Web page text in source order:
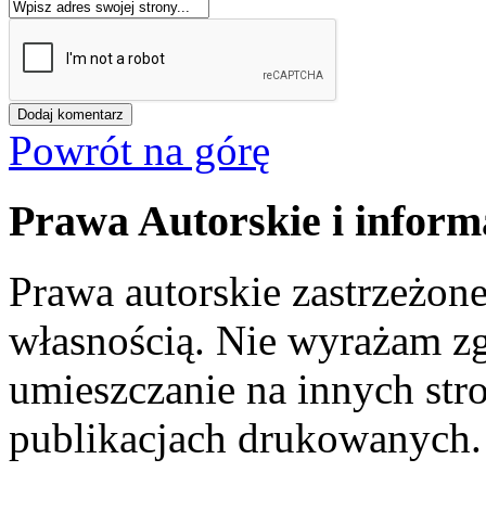
Powrót na górę
Prawa Autorskie i
Prawa autorskie
własnością. Nie wyrażam
umieszczanie na innych
publikacjach drukowanych.